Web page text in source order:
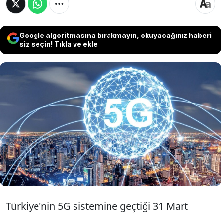
Google algoritmasına bırakmayın, okuyacağınız haberi
siz seçin! Tıkla ve ekle
5G’ye geçilen yılın ilk çeyreğinde borsaya açık
iki operatör şirketten Turkcell’in net borcu 3’e,
Türk Telekom’un da yaklaşık 2’ye katlandı.
Artan borçların, vatandaşın faturalarını
etkileyip etkilemeyeceği belirsiz.
Türkiye'nin 5G sistemine geçtiği 31 Mart